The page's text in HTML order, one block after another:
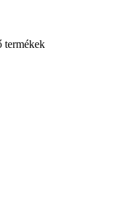
termékek